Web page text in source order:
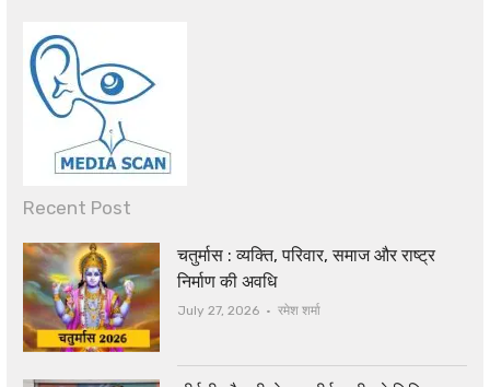
Recent Post
चतुर्मास : व्यक्ति, परिवार, समाज और राष्ट्र
निर्माण की अवधि
July 27, 2026 Author
रमेश शर्मा